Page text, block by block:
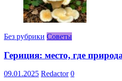
Без рубрики Советы
Гериция: место, где
09.01.2025 Redactor 0